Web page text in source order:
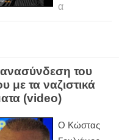
α
του
με τα ναζιστικά
(video)
Ο Κώστας